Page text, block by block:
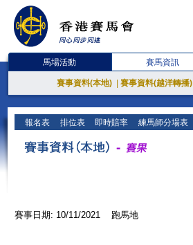
馬場活動 賽馬資訊
賽事資料(本地) 賽事資料(越洋轉播)
報名表 排位表 即時賠率 練馬師分場表
賽事日期: 10/11/2021 跑馬地